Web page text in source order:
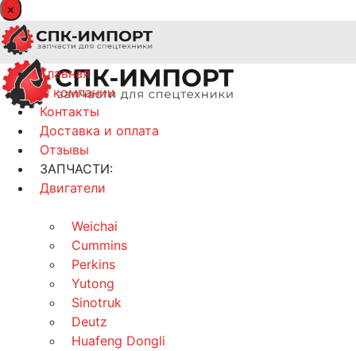
×
Главная
О компании
Контакты
Доставка и оплата
Отзывы
ЗАПЧАСТИ:
Двигатели
Weichai
Cummins
Perkins
Yutong
Sinotruk
Deutz
Huafeng Dongli